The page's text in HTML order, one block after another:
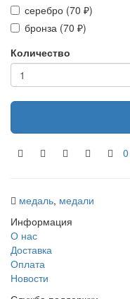
серебро (70 ₽)
бронза (70 ₽)
Количество
медаль, медали
Информация
О нас
Доставка
Оплата
Новости